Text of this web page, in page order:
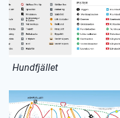
Hundfjället